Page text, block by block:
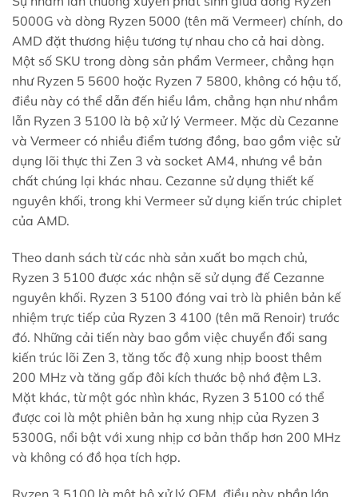
5000G và dòng Ryzen 5000 (tên mã Vermeer) chính, do
AMD đặt thương hiệu tương tự nhau cho cả hai dòng.
Một số SKU trong dòng sản phẩm Vermeer, chẳng hạn
như Ryzen 5 5600 hoặc Ryzen 7 5800, không có hậu tố,
điều này có thể dẫn đến hiểu lầm, chẳng hạn như nhầm
lẫn Ryzen 3 5100 là bộ xử lý Vermeer. Mặc dù Cezanne
và Vermeer có nhiều điểm tương đồng, bao gồm việc sử
dụng lõi thực thi Zen 3 và socket AM4, nhưng về bản
chất chúng lại khác nhau. Cezanne sử dụng thiết kế
nguyên khối, trong khi Vermeer sử dụng kiến ​​trúc chiplet
của AMD.
Theo danh sách từ các nhà sản xuất bo mạch chủ,
Ryzen 3 5100 được xác nhận sẽ sử dụng đế Cezanne
nguyên khối. Ryzen 3 5100 đóng vai trò là phiên bản kế
nhiệm trực tiếp của Ryzen 3 4100 (tên mã Renoir) trước
đó. Những cải tiến này bao gồm việc chuyển đổi sang
kiến ​​trúc lõi Zen 3, tăng tốc độ xung nhịp boost thêm
200 MHz và tăng gấp đôi kích thước bộ nhớ đệm L3.
Mặt khác, từ một góc nhìn khác, Ryzen 3 5100 có thể
được coi là một phiên bản hạ xung nhịp của Ryzen 3
5300G, nổi bật với xung nhịp cơ bản thấp hơn 200 MHz
và không có đồ họa tích hợp.
Ryzen 3 5100 là một bộ xử lý OEM, điều này phần lớn